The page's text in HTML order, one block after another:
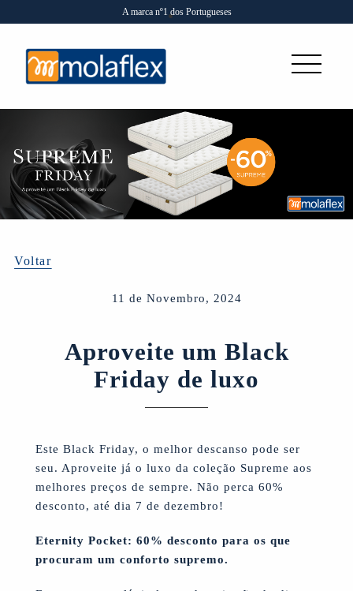
A marca nº1 dos Portugueses
Voltar
11 de Novembro, 2024
Aproveite um Black
Friday de luxo
Este Black Friday, o melhor descanso pode ser
seu. Aproveite já o luxo da coleção Supreme aos
melhores preços de sempre. Não perca 60%
desconto, até dia 7 de dezembro!
Eternity Pocket: 60% desconto para os que
procuram um conforto supremo.